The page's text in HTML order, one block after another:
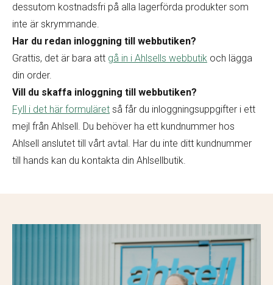
dessutom kostnadsfri på alla lagerförda produkter som
inte är skrymmande.
Har du redan inloggning till webbutiken?
Grattis, det är bara att gå in i Ahlsells webbutik och lägga
din order.
Vill du skaffa inloggning till webbutiken?
Fyll i det här formuläret så får du inloggningsuppgifter i ett
mejl från Ahlsell. Du behöver ha ett kundnummer hos
Ahlsell anslutet till vårt avtal. Har du inte ditt kundnummer
till hands kan du kontakta din Ahlsellbutik.